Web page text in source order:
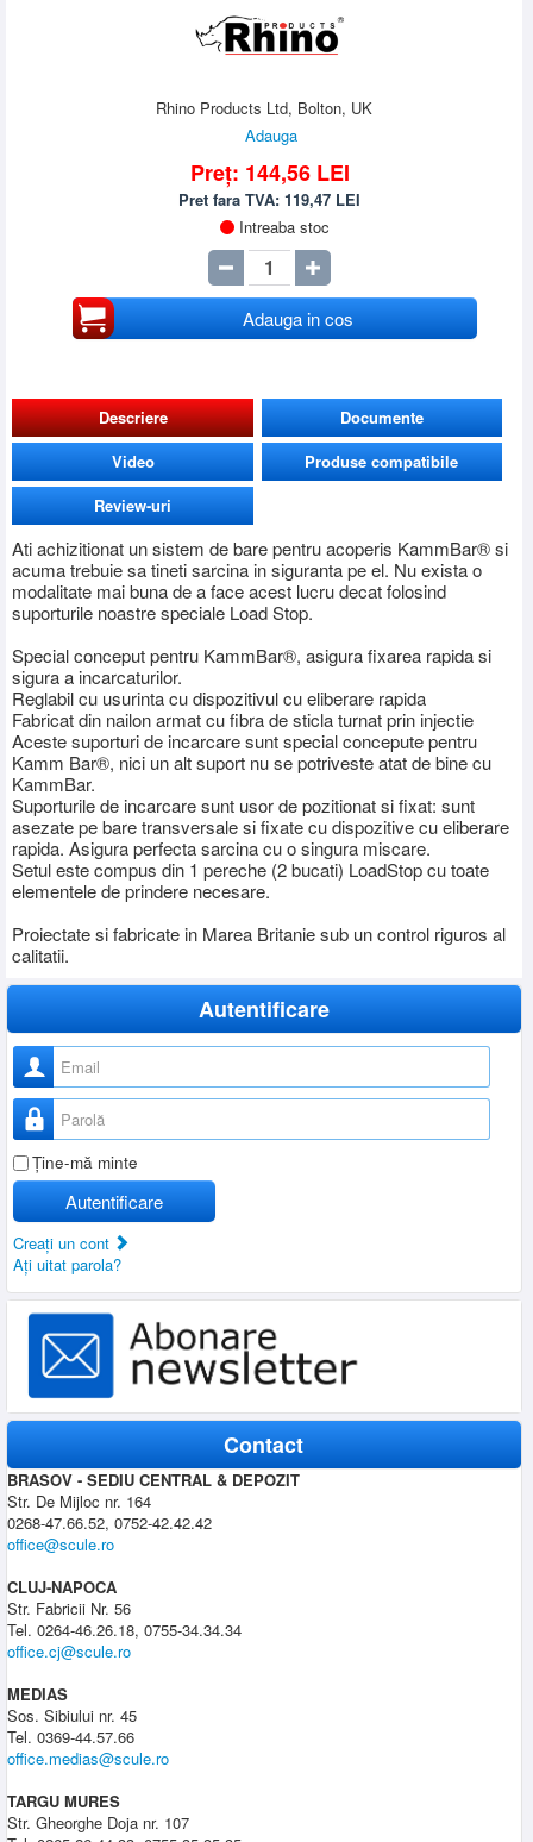
Rhino Products Ltd, Bolton, UK
Adauga
Preț: 144,56 LEI
Pret fara TVA:119,47 LEI
Intreaba stoc
Adauga in cos
Descriere
Ati achizitionat un sistem de bare pentru acoperis KammBar® si
acuma trebuie sa tineti sarcina in siguranta pe el. Nu exista o
modalitate mai buna de a face acest lucru decat folosind
suporturile noastre speciale Load Stop.
Special conceput pentru KammBar®, asigura fixarea rapida si
sigura a incarcaturilor.
Reglabil cu usurinta cu dispozitivul cu eliberare rapida
Fabricat din nailon armat cu fibra de sticla turnat prin injectie
Aceste suporturi de incarcare sunt special concepute pentru
Kamm Bar®, nici un alt suport nu se potriveste atat de bine cu
KammBar.
Suporturile de incarcare sunt usor de pozitionat si fixat: sunt
asezate pe bare transversale si fixate cu dispozitive cu eliberare
rapida. Asigura perfecta sarcina cu o singura miscare.
Setul este compus din 1 pereche (2 bucati) LoadStop cu toate
elementele de prindere necesare.
Proiectate si fabricate in Marea Britanie sub un control riguros al
calitatii.
Documente
Video
Produse compatibile
Review-uri
Autentificare
Nume utilizator
Parolă
Ţine-mă minte
Autentificare
Creaţi un cont
Aţi uitat parola?
Contact
BRASOV - SEDIU CENTRAL & DEPOZIT
Str. De Mijloc nr. 164
0268-47.66.52, 0752-42.42.42
office@scule.ro
CLUJ-NAPOCA
Str. Fabricii Nr. 56
Tel. 0264-46.26.18, 0755-34.34.34
office.cj@scule.ro
MEDIAS
Sos. Sibiului nr. 45
Tel. 0369-44.57.66
office.medias@scule.ro
TARGU MURES
Str. Gheorghe Doja nr. 107